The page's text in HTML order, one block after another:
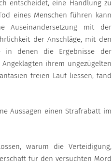
entscheidet, eine Handlung zu
eines Menschen führen kann
mit der
der Anschläge, mit den
in denen die Ergebnisse der
ihrem ungezügelten
freien Lauf liessen, fand
Aussagen einen Strafrabatt im
warum die Verteidigung,
für den versuchten Mord